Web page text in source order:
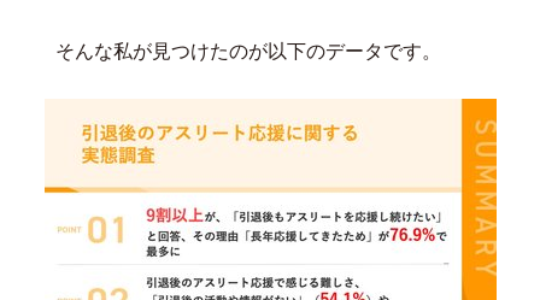
そんな私が見つけたのが以下のデータです。